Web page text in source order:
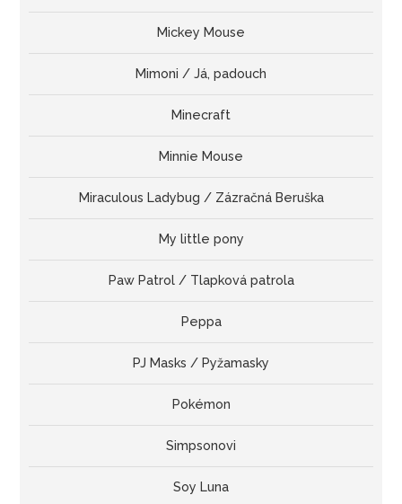
Mickey Mouse
Mimoni / Já, padouch
Minecraft
Minnie Mouse
Miraculous Ladybug / Zázračná Beruška
My little pony
Paw Patrol / Tlapková patrola
Peppa
PJ Masks / Pyžamasky
Pokémon
Simpsonovi
Soy Luna